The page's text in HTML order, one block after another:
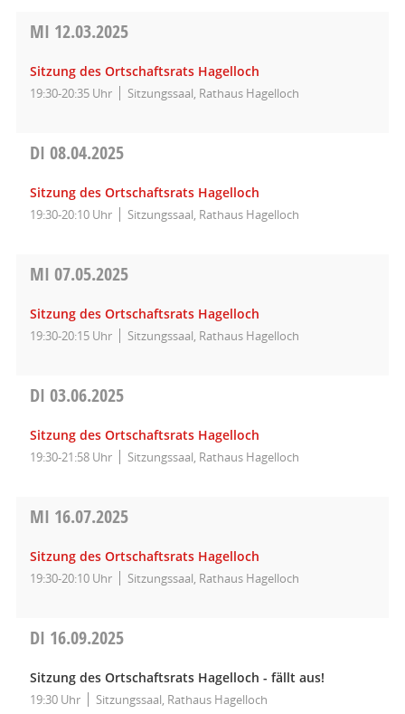
MI 12.03.2025
Sitzung des Ortschaftsrats Hagelloch
19:30-20:35 Uhr Sitzungssaal, Rathaus Hagelloch
DI 08.04.2025
Sitzung des Ortschaftsrats Hagelloch
19:30-20:10 Uhr Sitzungssaal, Rathaus Hagelloch
MI 07.05.2025
Sitzung des Ortschaftsrats Hagelloch
19:30-20:15 Uhr Sitzungssaal, Rathaus Hagelloch
DI 03.06.2025
Sitzung des Ortschaftsrats Hagelloch
19:30-21:58 Uhr Sitzungssaal, Rathaus Hagelloch
MI 16.07.2025
Sitzung des Ortschaftsrats Hagelloch
19:30-20:10 Uhr Sitzungssaal, Rathaus Hagelloch
DI 16.09.2025
Sitzung des Ortschaftsrats Hagelloch - fällt aus!
19:30 Uhr Sitzungssaal, Rathaus Hagelloch